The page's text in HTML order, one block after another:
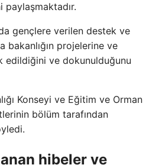
paylaşmaktadır.
gençlere verilen destek ve
bakanlığın projelerine ve
edildiğini ve dokunulduğunu
Konseyi ve Eğitim ve Orman
bölüm tarafından
hibeler ve